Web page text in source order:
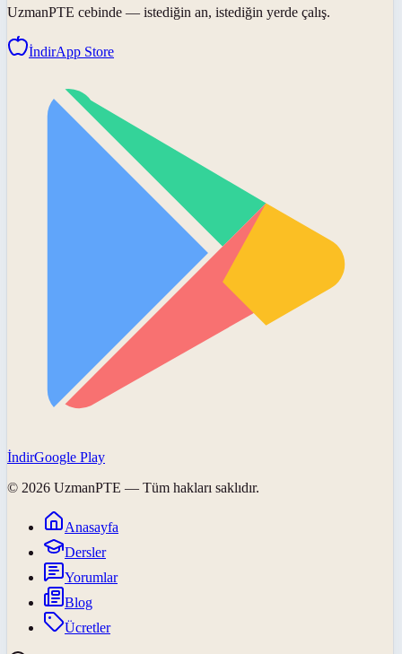
UzmanPTE cebinde — istediğin an, istediğin yerde çalış.
İndirApp Store
İndirGoogle Play
© 2026 UzmanPTE — Tüm hakları saklıdır.
Anasayfa
Dersler
Yorumlar
Blog
Ücretler